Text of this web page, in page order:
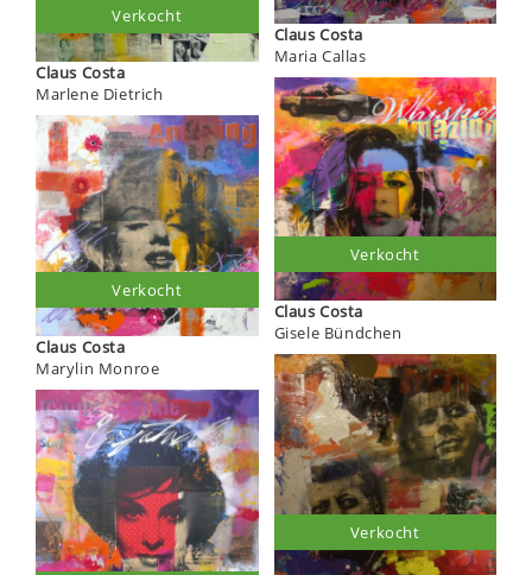
Claus Costa
Marlene Dietrich
Verkocht
Claus Costa
Marylin Monroe
Verkocht
Claus Costa
Maria Callas
Claus Costa
Gisele Bündchen
Verkocht
Verkocht